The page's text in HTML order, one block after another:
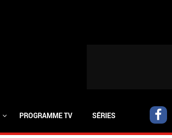
PROGRAMME TV SÉRIES